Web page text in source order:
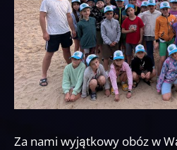
Za nami wyjątkowy obóz w